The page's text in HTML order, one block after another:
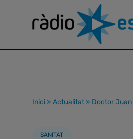
Inici » Actualitat » Doctor Juan
SANITAT